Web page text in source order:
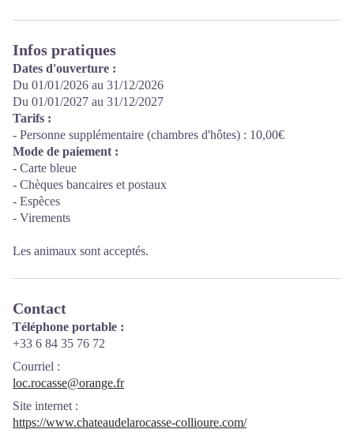
Infos pratiques
Dates d'ouverture :
Du 01/01/2026 au 31/12/2026
Du 01/01/2027 au 31/12/2027
Tarifs :
- Personne supplémentaire (chambres d'hôtes) : 10,00€
Mode de paiement :
- Carte bleue
- Chèques bancaires et postaux
- Espèces
- Virements
Les animaux sont acceptés.
Contact
Téléphone portable :
+33 6 84 35 76 72
Courriel :
loc.rocasse@orange.fr
Site internet :
https://www.chateaudelarocasse-collioure.com/